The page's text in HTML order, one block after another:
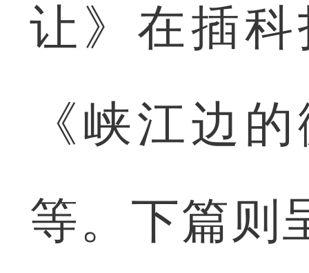
让》在插
《峡江边
等。下篇则